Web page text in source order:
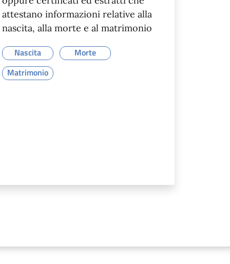
attestano informazioni relative alla
nascita, alla morte e al matrimonio
Nascita
Morte
Matrimonio